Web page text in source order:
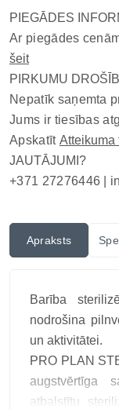
PIEGĀDES
Ar piegādes
šeit
PIRKUMU
Nepatīk saņemta
Jums ir tiesības
Apskatīt Atteikuma
JAUTĀJUMI?
+371 27276446 |
Apraksts
Barība
nodrošina
un aktivitātei.
PRO PLAN
augstvērtīga
atbalstītu